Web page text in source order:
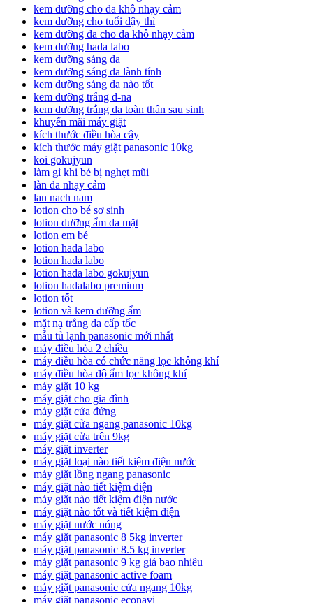
kem dưỡng cho da khô nhạy cảm
kem dưỡng cho tuổi dậy thì
kem dưỡng da cho da khô nhạy cảm
kem dưỡng hada labo
kem dưỡng sáng da
kem dưỡng sáng da lành tính
kem dưỡng sáng da nào tốt
kem dưỡng trắng d-na
kem dưỡng trắng da toàn thân sau sinh
khuyến mãi máy giặt
kích thước điều hòa cây
kích thước máy giặt panasonic 10kg
koi gokujyun
làm gì khi bé bị nghẹt mũi
làn da nhạy cảm
lan nach nam
lotion cho bé sơ sinh
lotion dưỡng ẩm da mặt
lotion em bé
lotion hada labo
lotion hada labo
lotion hada labo gokujyun
lotion hadalabo premium
lotion tốt
lotion và kem dưỡng ẩm
mặt nạ trắng da cấp tốc
mẫu tủ lạnh panasonic mới nhất
máy điều hòa 2 chiều
máy điều hòa có chức năng lọc không khí
máy điều hòa độ ẩm lọc không khí
máy giặt 10 kg
máy giặt cho gia đình
máy giặt cửa đứng
máy giặt cửa ngang panasonic 10kg
máy giặt cửa trên 9kg
máy giặt inverter
máy giặt loại nào tiết kiệm điện nước
máy giặt lồng ngang panasonic
máy giặt nào tiết kiệm điện
máy giặt nào tiết kiệm điện nước
máy giặt nào tốt và tiết kiệm điện
máy giặt nước nóng
máy giặt panasonic 8 5kg inverter
máy giặt panasonic 8.5 kg inverter
máy giặt panasonic 9 kg giá bao nhiêu
máy giặt panasonic active foam
máy giặt panasonic cửa ngang 10kg
máy giặt panasonic econavi